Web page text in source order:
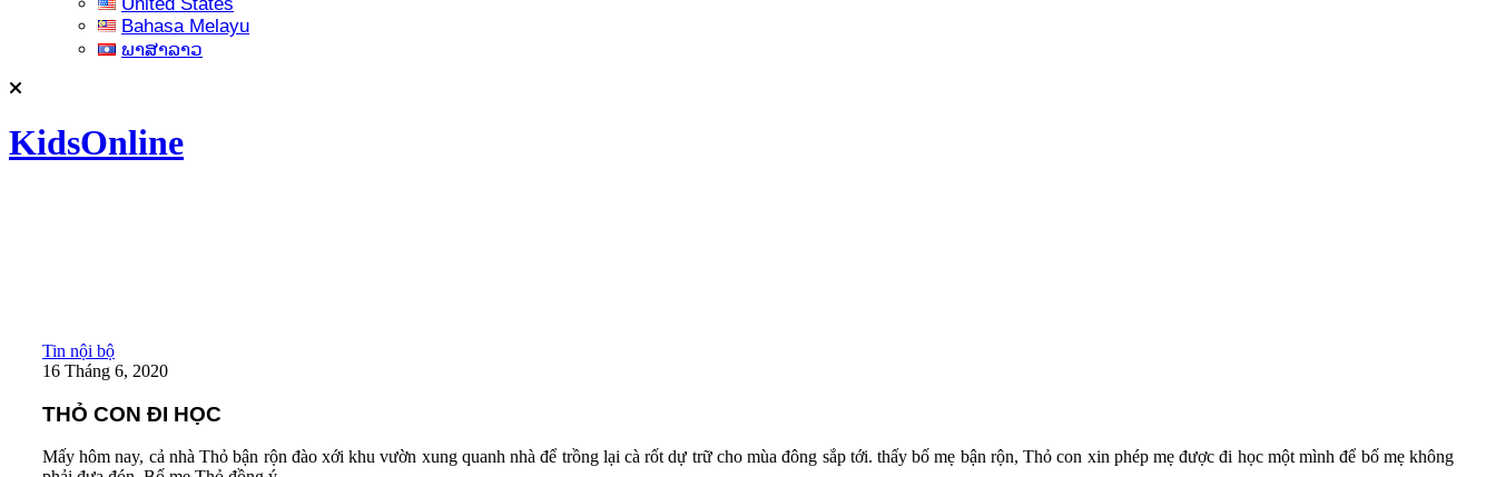
Bahasa Melayu
ພາສາລາວ
KidsOnline
Tin nội bộ
16 Tháng 6, 2020
THỎ CON ĐI HỌC
Mấy hôm nay, cả nhà Thỏ bận rộn đào xới khu vườn xung quanh nhà để trồng lại cà rốt dự trữ cho mùa đông sắp tới. thấy bố mẹ bận rộn, Thỏ con xin phép mẹ được đi học một mình để bố mẹ không